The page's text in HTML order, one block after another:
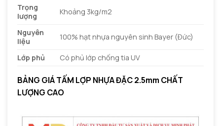
Trọng
lượng
Khoảng 3kg/m2
Nguyên
liệu
100% hạt nhựa nguyên sinh Bayer (Đức)
Lớp phủ Có phủ lớp chống tia UV
BẢNG GIÁ TẤM LỢP NHỰA ĐẶC 2.5mm CHẤT
LƯỢNG CAO